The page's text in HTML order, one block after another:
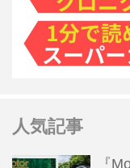
人気記事
『